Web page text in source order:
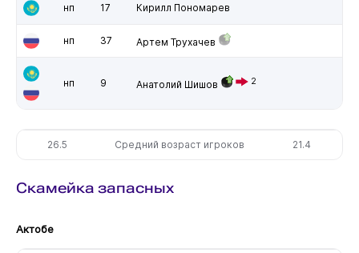
нп 17 Кирилл Пономарев
нп 37 Артем Трухачев
нп 9 Анатолий Шишов 2
26.5 Средний возраст игроков 21.4
Скамейка запасных
Актобе